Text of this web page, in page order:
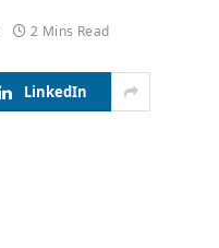
2 Mins Read
LinkedIn